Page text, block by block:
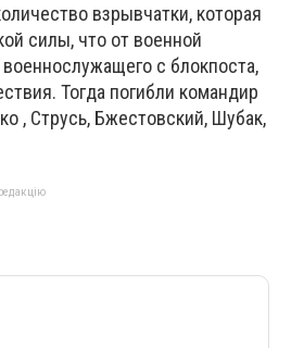
взрывчатки, которая
силы, что от военной
с блокпоста,
Тогда погибли командир
, Струсь, Бжестовский, Шубак,